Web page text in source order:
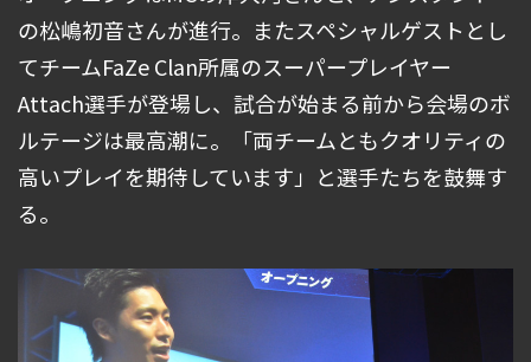
の松嶋初音さんが進行。またスペシャルゲストとし
てチームFaZe Clan所属のスーパープレイヤー
Attach選手が登場し、試合が始まる前から会場のボ
ルテージは最高潮に。「両チームともクオリティの
高いプレイを期待しています」と選手たちを鼓舞す
る。